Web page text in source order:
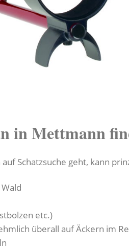
in Mettmann
Schatzsuche geht, kann
etc.)
überall auf Äckern im